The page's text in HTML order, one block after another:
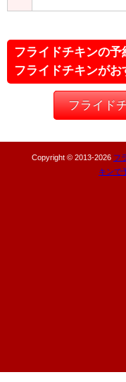
フライドチキンの
フライドチキンがお
フライド
Copyright © 2013-2026 フ
キンで